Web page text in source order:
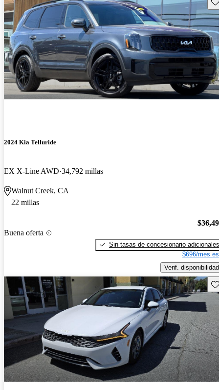
2024 Kia Telluride
EX X-Line AWD 34,792 millas
Walnut Creek, CA
22 millas
Buena oferta
Sin tasas de concesionario adicionales
$696/mes
Verif. disponibilidad